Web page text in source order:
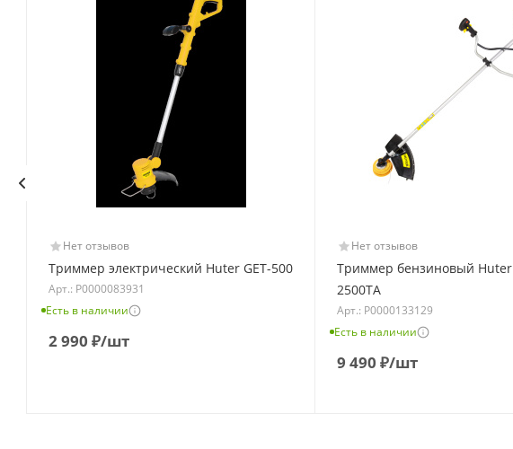
Нет отзывов
Триммер электрический Huter GET-500
Арт.: Р0000083931
Есть в наличии
2 990 ₽/шт
Нет отзывов
Триммер бензиновый Huter
2500ТA
Арт.: Р0000133129
Есть в наличии
9 490 ₽/шт